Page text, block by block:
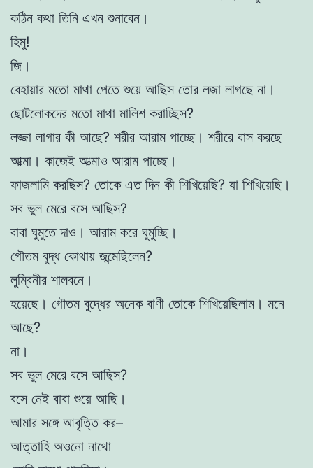
কঠিন কথা তিনি এখন শুনাবেন।
হিমু!
জি।
বেহায়ার মতো মাথা পেতে শুয়ে আছিস তোর লজা লাগছে না।
ছোটলোকদের মতো মাথা মালিশ করাচ্ছিস?
লজ্জা লাগার কী আছে? শরীর আরাম পাচ্ছে। শরীরে বাস করছে
আত্মা। কাজেই আত্মাও আরাম পাচ্ছে।
ফাজলামি করছিস? তোকে এত দিন কী শিখিয়েছি? যা শিখিয়েছি।
সব ভুল মেরে বসে আছিস?
বাবা ঘুমুতে দাও। আরাম করে ঘুমুচ্ছি।
গৌতম বুদ্ধ কোথায় জন্মেছিলেন?
লুম্বিনীর শালবনে।
হয়েছে। গৌতম বুদ্ধের অনেক বাণী তোকে শিখিয়েছিলাম। মনে
আছে?
না।
সব ভুল মেরে বসে আছিস?
বসে নেই বাবা শুয়ে আছি।
আমার সঙ্গে আবৃত্তি কর–
আত্তাহি অওনো নাথো